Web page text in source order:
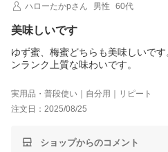
ハローたかpさん
男性 60代
美味しいです
ゆず蜜、梅蜜どちらも美味しいで
ンランク上質な味わいです。
実用品・普段使い｜自分用｜リピート
注文日：2025/08/25
ショップからのコメント